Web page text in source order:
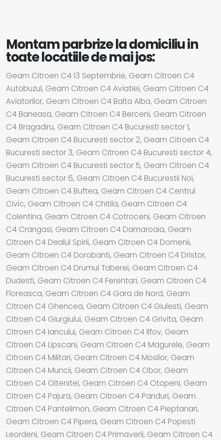
Montam parbrize la domiciliu in
toate locatiile de mai jos:
Geam Citroen C4 13 Septembrie, Geam Citroen C4
Autobuzul, Geam Citroen C4 Aviatiei, Geam Citroen C4
Aviatorilor, Geam Citroen C4 Balta Alba, Geam Citroen
C4 Baneasa, Geam Citroen C4 Berceni, Geam Citroen
C4 Bragadiru, Geam Citroen C4 Bucuresti sector 1,
Geam Citroen C4 Bucuresti sector 2, Geam Citroen C4
Bucuresti sector 3, Geam Citroen C4 Bucuresti sector 4,
Geam Citroen C4 Bucuresti sector 5, Geam Citroen C4
Bucuresti sector 6, Geam Citroen C4 Bucurestii Noi,
Geam Citroen C4 Buftea, Geam Citroen C4 Centrul
Civic, Geam Citroen C4 Chitila, Geam Citroen C4
Colentina, Geam Citroen C4 Cotroceni, Geam Citroen
C4 Crangasi, Geam Citroen C4 Damaroaia, Geam
Citroen C4 Dealul Spirii, Geam Citroen C4 Domenii,
Geam Citroen C4 Dorobanti, Geam Citroen C4 Dristor,
Geam Citroen C4 Drumul Taberei, Geam Citroen C4
Dudesti, Geam Citroen C4 Ferentari, Geam Citroen C4
Floreasca, Geam Citroen C4 Gara de Nord, Geam
Citroen C4 Ghencea, Geam Citroen C4 Giulesti, Geam
Citroen C4 Giurgiului, Geam Citroen C4 Grivita, Geam
Citroen C4 Iancului, Geam Citroen C4 Ilfov, Geam
Citroen C4 Lipscani, Geam Citroen C4 Magurele, Geam
Citroen C4 Militari, Geam Citroen C4 Mosilor, Geam
Citroen C4 Muncii, Geam Citroen C4 Obor, Geam
Citroen C4 Oltenitei, Geam Citroen C4 Otopeni, Geam
Citroen C4 Pajura, Geam Citroen C4 Panduri, Geam
Citroen C4 Pantelimon, Geam Citroen C4 Pieptanari,
Geam Citroen C4 Pipera, Geam Citroen C4 Popesti
Leordeni, Geam Citroen C4 Primaverii, Geam Citroen C4